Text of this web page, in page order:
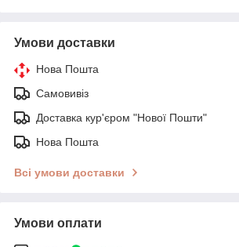
Умови доставки
Нова Пошта
Самовивіз
Доставка кур'єром "Нової Пошти"
Нова Пошта
Всі умови доставки
Умови оплати